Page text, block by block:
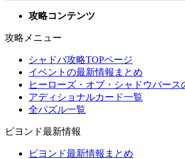
攻略コンテンツ
攻略メニュー
シャドバ攻略TOPページ
イベントの最新情報まとめ
ヒーローズ・オブ・シャドウバース
アディショナルカード一覧
全パズル一覧
ビヨンド最新情報
ビヨンド最新情報まとめ